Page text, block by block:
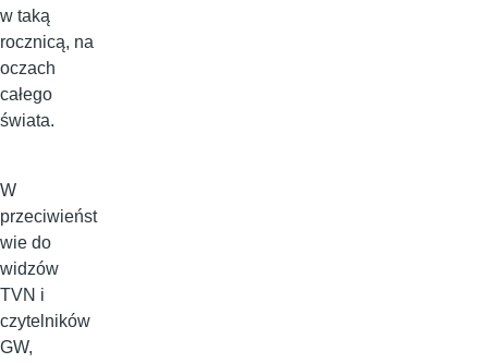
w taką
rocznicą, na
oczach
całego
świata.
W
przeciwieńst
wie do
widzów
TVN i
czytelników
GW,